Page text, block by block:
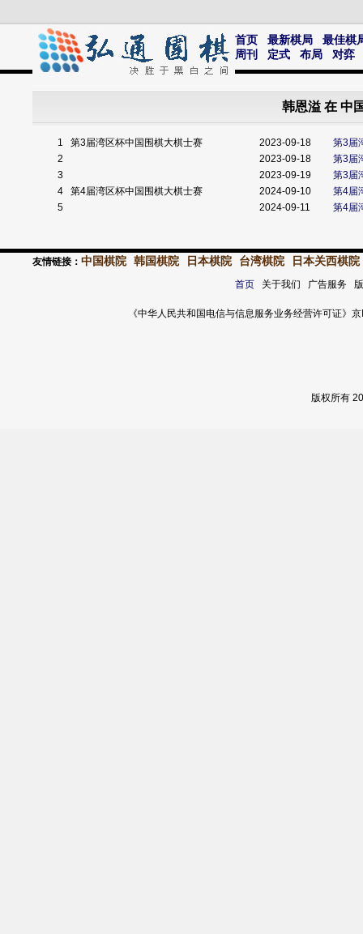
首页 最新棋局
最佳棋
周刊
定式 布局 对弈
韩恩溢 在 中
1 第3届湾区杯中国围棋大棋士赛 2023-09-18
第3届
2
2023-09-18
第3届
3
2023-09-19
第3届
4
第4届湾区杯中国围棋大棋士赛 2024-09-10
第4届
5
2024-09-11 第4届
友情链接： 中国棋院 韩国棋院 日本棋院 台湾棋院 日本关西棋院
首页关于我们 广告服务
《中华人民共和国电信与信息服务业务经营许可证
版权所有